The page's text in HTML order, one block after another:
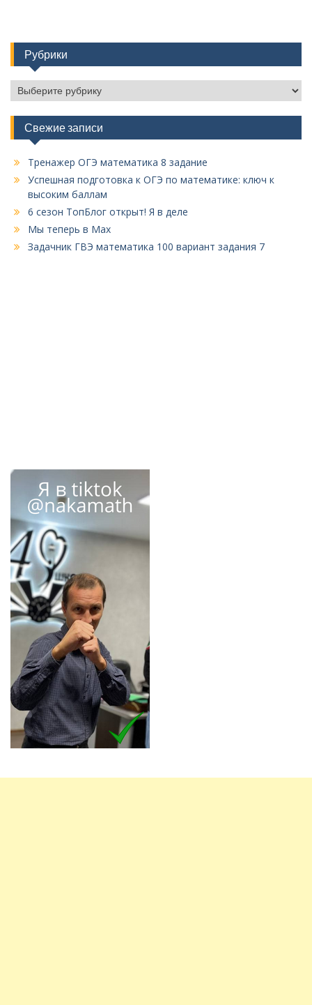
Рубрики
Рубрики
Свежие записи
Тренажер ОГЭ математика 8 задание
Успешная подготовка к ОГЭ по математике: ключ к
высоким баллам
6 сезон ТопБлог открыт! Я в деле
Мы теперь в Max
Задачник ГВЭ математика 100 вариант задания 7